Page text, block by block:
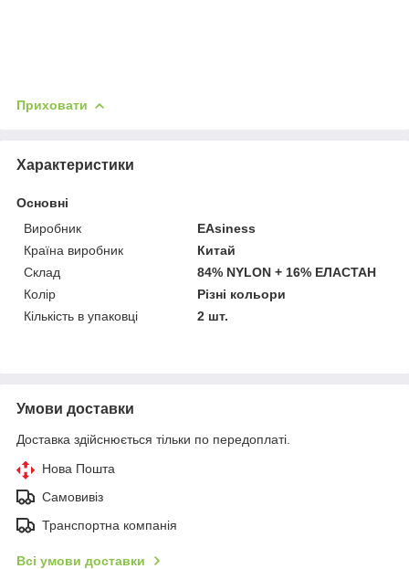
Приховати
Характеристики
Основні
Виробник
EAsiness
Країна виробник
Китай
Склад
84% NYLON + 16% ЕЛАСТАН
Колір
Різні кольори
Кількість в упаковці
2 шт.
Умови доставки
Доставка здійснюється тільки по передоплаті.
Нова Пошта
Самовивіз
Транспортна компанія
Всі умови доставки